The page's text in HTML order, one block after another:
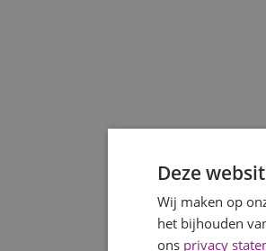
Deze
Wij maken op
het bijhouden
ons privacy